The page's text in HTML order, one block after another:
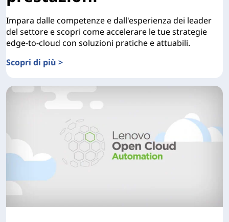
Impara dalle competenze e dall'esperienza dei leader
del settore e scopri come accelerare le tue strategie
edge-to-cloud con soluzioni pratiche e attuabili.
Scopri di più >